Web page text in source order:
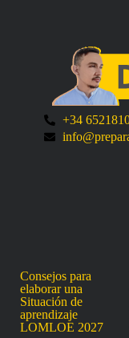
+34
Consejos para
elaborar una
Situación de
aprendizaje
LOMLOE 2027